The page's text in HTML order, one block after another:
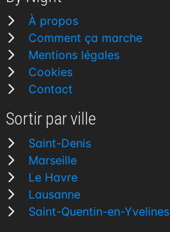
À propos
Comment ça marche
Mentions légales
Cookies
Contact
Sortir par ville
Saint-Denis
Marseille
Le Havre
Lausanne
Saint-Quentin-en-Yvelines